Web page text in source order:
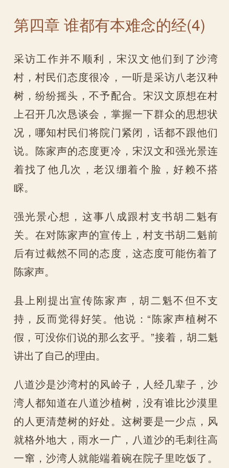
第四章 谁都有本难念的经(4)
采访工作并不顺利，宋汉文他们到了沙湾
村，村民们态度很冷，一听是采访八老汉种
树，纷纷摇头，不予配合。宋汉文原想在村
上召开几次恳谈会，掌握一下群众的思想状
况，哪知村民们将院门紧闭，话都不跟他们
说。陈家声的态度更冷，宋汉文和强光景连
着找了他几次，老汉绷着个脸，好赖不搭
睬。
强光景心想，这事八成跟村支书胡二魁有
关。在对陈家声的宣传上，村支书胡二魁前
后有过截然不同的态度，这态度可能伤着了
陈家声。
县上刚提出宣传陈家声，胡二魁不但不支
持，反而觉得好笑。他说：“陈家声植树不
假，可没你们说的那么玄乎。”接着，胡二魁
讲出了自己的理由。
八道沙是沙湾村的风岭子，人经几辈子，沙
湾人都知道在八道沙植树，没有谁比沙漠里
的人更清楚树的好处。这树要是一少点，风
就格外地大，雨水一广，八道沙的毛刺往高
一窜，沙湾人就能端着碗在院子里吃饭了。